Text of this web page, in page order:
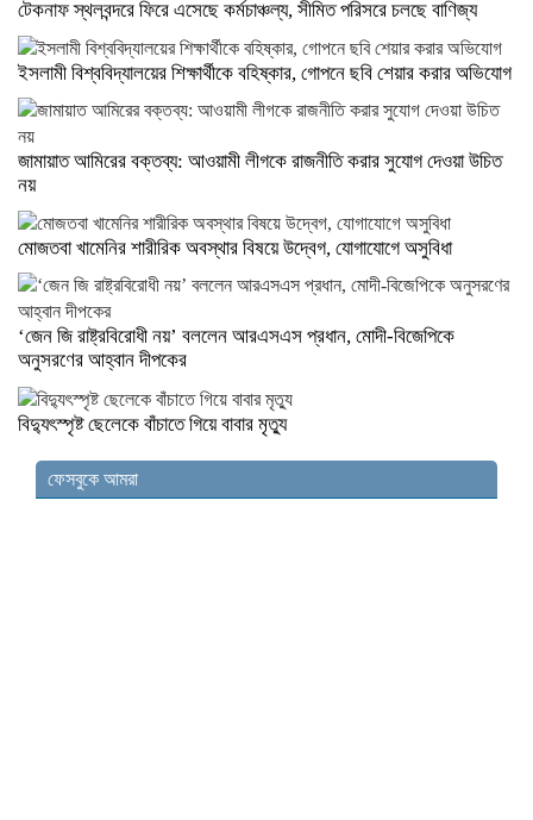
টেকনাফ স্থলবন্দরে ফিরে এসেছে কর্মচাঞ্চল্য, সীমিত পরিসরে চলছে বাণিজ্য
ইসলামী বিশ্ববিদ্যালয়ের শিক্ষার্থীকে বহিষ্কার, গোপনে ছবি শেয়ার করার অভিযোগ
জামায়াত আমিরের বক্তব্য: আওয়ামী লীগকে রাজনীতি করার সুযোগ দেওয়া উচিত
নয়
মোজতবা খামেনির শারীরিক অবস্থার বিষয়ে উদ্বেগ, যোগাযোগে অসুবিধা
‘জেন জি রাষ্ট্রবিরোধী নয়’ বললেন আরএসএস প্রধান, মোদী-বিজেপিকে
অনুসরণের আহ্বান দীপকের
বিদ্যুৎস্পৃষ্ট ছেলেকে বাঁচাতে গিয়ে বাবার মৃত্যু
ফেসবুকে আমরা